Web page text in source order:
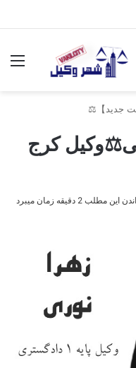
کرج
این مطلب 2 دقیقه زمان میبرد